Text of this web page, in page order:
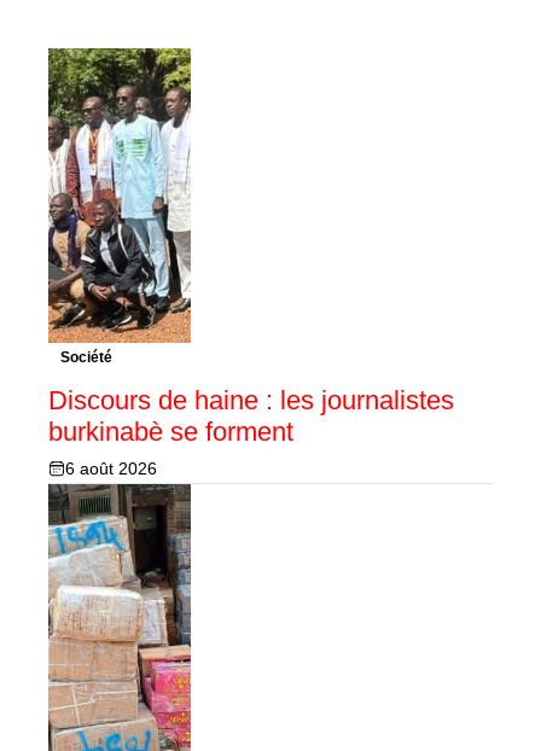
Société
Discours de haine : les journalistes
burkinabè se forment
6 août 2026